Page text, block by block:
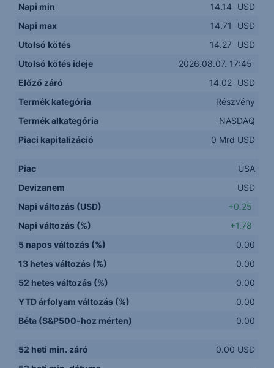
Napi min
14.14
USD
Napi max
14.71
USD
Utolsó kötés
14.27
USD
Utolsó kötés ideje
2026.08.07. 17:45
Előző záró
14.02 USD
Termék kategória
Részvény
Termék alkategória
NASDAQ
Piaci kapitalizáció
0 Mrd USD
Piac
USA
Devizanem
USD
Napi változás (USD)
+0.25
Napi változás (%)
+1.78
5 napos változás (%)
0.00
13 hetes változás (%)
0.00
52 hetes változás (%)
0.00
YTD árfolyam változás (%)
0.00
Béta (S&P500-hoz mérten)
0.00
52 heti min. záró
0.00 USD